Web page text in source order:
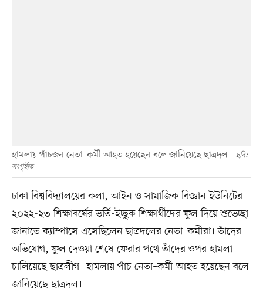
হামলায় পাঁচজন নেতা–কর্মী আহত হয়েছেন বলে জানিয়েছে ছাত্রদল
ছবি:
সংগৃহীত
ঢাকা বিশ্ববিদ্যালয়ের কলা, আইন ও সামাজিক বিজ্ঞান ইউনিটের
২০২২-২৩ শিক্ষাবর্ষের ভর্তি-ইচ্ছুক শিক্ষার্থীদের ফুল দিয়ে শুভেচ্ছা
জানাতে ক্যাম্পাসে এসেছিলেন ছাত্রদলের নেতা–কর্মীরা। তাঁদের
অভিযোগ, ফুল দেওয়া শেষে ফেরার পথে তাঁদের ওপর হামলা
চালিয়েছে ছাত্রলীগ। হামলায় পাঁচ নেতা–কর্মী আহত হয়েছেন বলে
জানিয়েছে ছাত্রদল।